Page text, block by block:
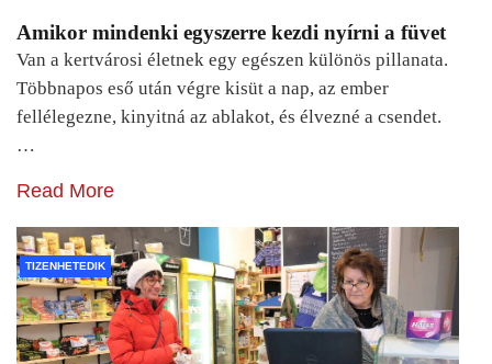
Amikor mindenki egyszerre kezdi nyírni a füvet
Van a kertvárosi életnek egy egészen különös pillanata.
Többnapos eső után végre kisüt a nap, az ember
fellélegezne, kinyitná az ablakot, és élvezné a csendet.
…
Read More
TIZENHETEDIK